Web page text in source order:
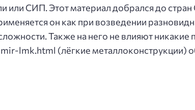
или СИП. Этот материал добрался до
он как при возведении
Также на него не влияют
lmk.html (лёгкие металлоконструкции)